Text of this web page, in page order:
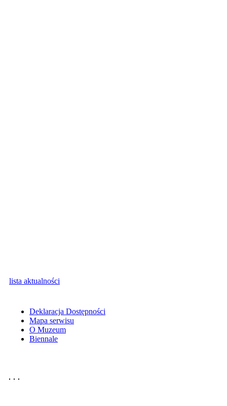
lista aktualności
Deklaracja Dostępności
Mapa serwisu
O Muzeum
Biennale